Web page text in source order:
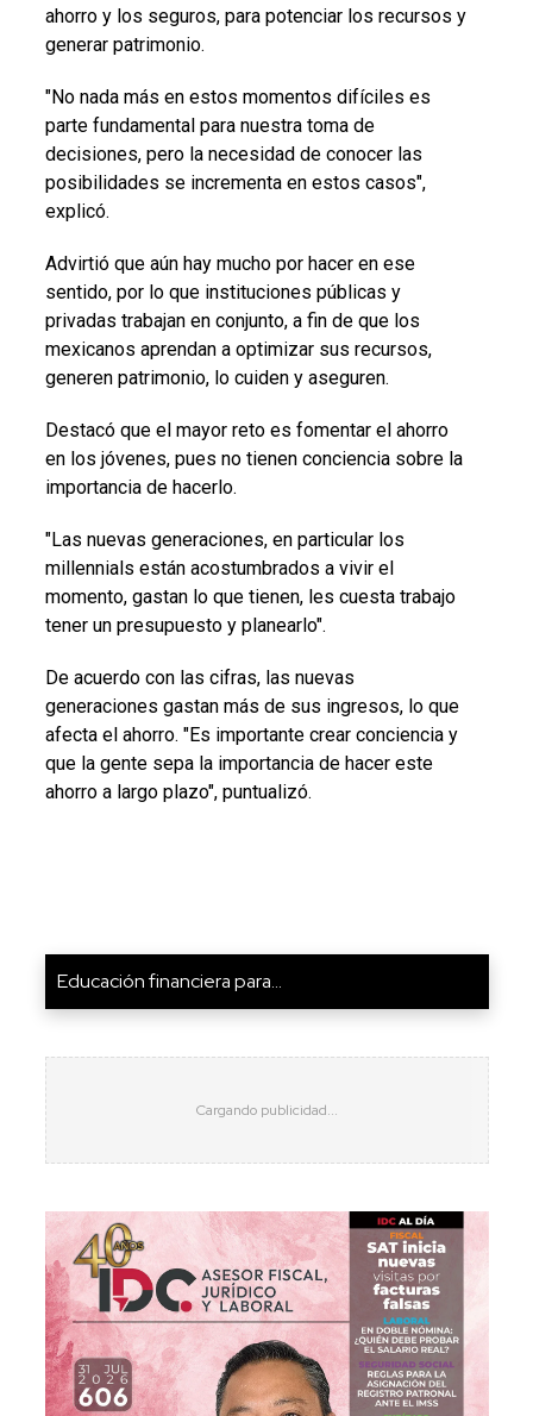
ahorro y los seguros, para potenciar los recursos y
generar patrimonio.
"No nada más en estos momentos difíciles es
parte fundamental para nuestra toma de
decisiones, pero la necesidad de conocer las
posibilidades se incrementa en estos casos",
explicó.
Advirtió que aún hay mucho por hacer en ese
sentido, por lo que instituciones públicas y
privadas trabajan en conjunto, a fin de que los
mexicanos aprendan a optimizar sus recursos,
generen patrimonio, lo cuiden y aseguren.
Destacó que el mayor reto es fomentar el ahorro
en los jóvenes, pues no tienen conciencia sobre la
importancia de hacerlo.
"Las nuevas generaciones, en particular los
millennials están acostumbrados a vivir el
momento, gastan lo que tienen, les cuesta trabajo
tener un presupuesto y planearlo".
De acuerdo con las cifras, las nuevas
generaciones gastan más de sus ingresos, lo que
afecta el ahorro. "Es importante crear conciencia y
que la gente sepa la importancia de hacer este
ahorro a largo plazo", puntualizó.
Educación financiera para...